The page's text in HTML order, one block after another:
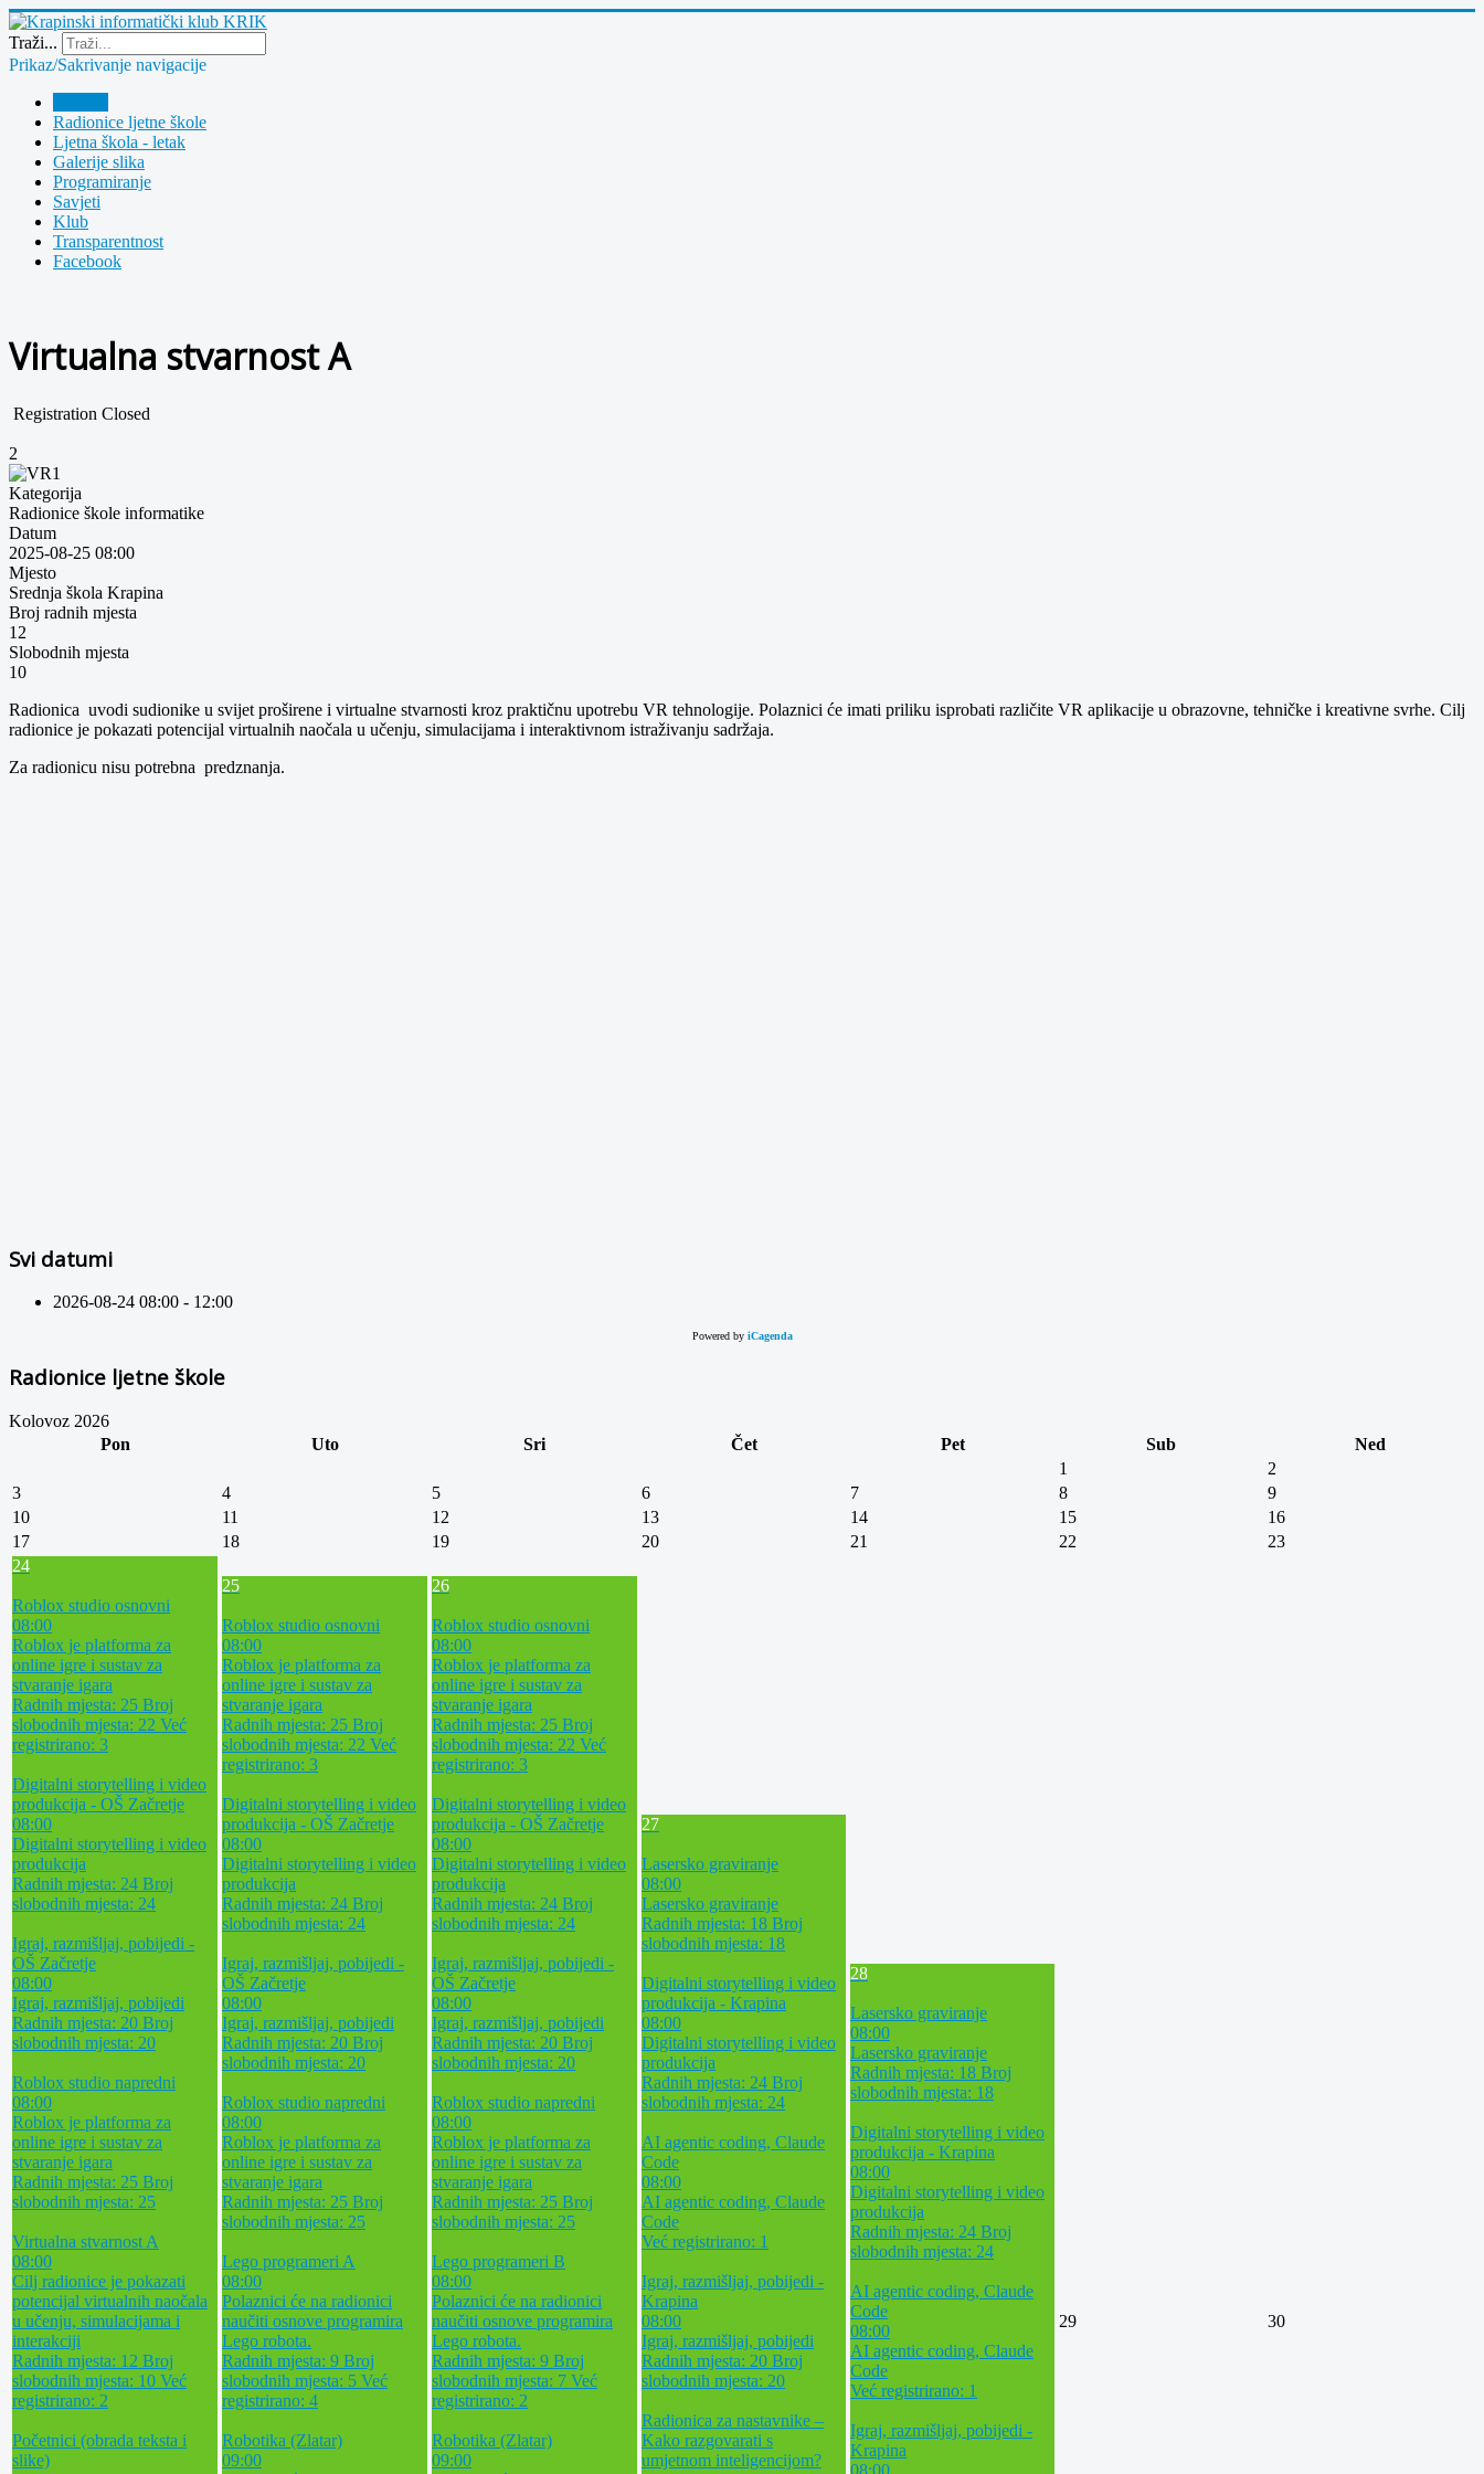
Traži...
Prikaz/Sakrivanje navigacije
Radionice ljetne škole
Ljetna škola - letak
Galerije slika
Programiranje
Savjeti
Klub
Transparentnost
Facebook
Virtualna stvarnost A
Registration Closed
2
Kategorija
Radionice škole informatike
Datum
2025-08-25 08:00
Mjesto
Srednja škola Krapina
Broj radnih mjesta
12
Slobodnih mjesta
10
Radionica uvodi sudionike u svijet proširene i virtualne stvarnosti kroz praktičnu upotrebu VR tehnologije. Polaznici će imati priliku isprobati različite VR aplikacije u obrazovne, tehničke i kreativne svrhe. Cilj
radionice je pokazati potencijal virtualnih naočala u učenju, simulacijama i interaktivnom istraživanju sadržaja.
Za radionicu nisu potrebna predznanja.
Svi datumi
2026-08-24 08:00 - 12:00
Powered by iCagenda
Radionice ljetne škole
Year
Month
Year
Month
Kolovoz 2026
Pon
Uto Sri Čet Pet Sub
Ned
1
2
3
4 5 6 7 8
9
10
11 12 13 14 15
16
17
18 19 20 21 22
23
24
Roblox studio osnovni
08:00
Roblox je platforma za
online igre i sustav za
stvaranje igara
Radnih mjesta: 25 Broj
slobodnih mjesta: 22 Već
registrirano: 3
Digitalni storytelling i video
produkcija - OŠ Začretje
08:00
Digitalni storytelling i video
produkcija
Radnih mjesta: 24 Broj
slobodnih mjesta: 24
Igraj, razmišljaj, pobijedi -
OŠ Začretje
08:00
Igraj, razmišljaj, pobijedi
Radnih mjesta: 20 Broj
slobodnih mjesta: 20
Roblox studio napredni
08:00
Roblox je platforma za
online igre i sustav za
stvaranje igara
Radnih mjesta: 25 Broj
slobodnih mjesta: 25
Virtualna stvarnost A
08:00
Cilj radionice je pokazati
potencijal virtualnih naočala
u učenju, simulacijama i
interakciji
Radnih mjesta: 12 Broj
slobodnih mjesta: 10 Već
registrirano: 2
Početnici (obrada teksta i
slike)
25
Roblox studio osnovni
08:00
Roblox je platforma za
online igre i sustav za
stvaranje igara
Radnih mjesta: 25 Broj
slobodnih mjesta: 22 Već
registrirano: 3
Digitalni storytelling i video
produkcija - OŠ Začretje
08:00
Digitalni storytelling i video
produkcija
Radnih mjesta: 24 Broj
slobodnih mjesta: 24
Igraj, razmišljaj, pobijedi -
OŠ Začretje
08:00
Igraj, razmišljaj, pobijedi
Radnih mjesta: 20 Broj
slobodnih mjesta: 20
Roblox studio napredni
08:00
Roblox je platforma za
online igre i sustav za
stvaranje igara
Radnih mjesta: 25 Broj
slobodnih mjesta: 25
Lego programeri A
08:00
Polaznici će na radionici
naučiti osnove programira
Lego robota.
Radnih mjesta: 9 Broj
slobodnih mjesta: 5 Već
registrirano: 4
Robotika (Zlatar)
09:00
26
Roblox studio osnovni
08:00
Roblox je platforma za
online igre i sustav za
stvaranje igara
Radnih mjesta: 25 Broj
slobodnih mjesta: 22 Već
registrirano: 3
Digitalni storytelling i video
produkcija - OŠ Začretje
08:00
Digitalni storytelling i video
produkcija
Radnih mjesta: 24 Broj
slobodnih mjesta: 24
Igraj, razmišljaj, pobijedi -
OŠ Začretje
08:00
Igraj, razmišljaj, pobijedi
Radnih mjesta: 20 Broj
slobodnih mjesta: 20
Roblox studio napredni
08:00
Roblox je platforma za
online igre i sustav za
stvaranje igara
Radnih mjesta: 25 Broj
slobodnih mjesta: 25
Lego programeri B
08:00
Polaznici će na radionici
naučiti osnove programira
Lego robota.
Radnih mjesta: 9 Broj
slobodnih mjesta: 7 Već
registrirano: 2
Robotika (Zlatar)
09:00
27
Lasersko graviranje
08:00
Lasersko graviranje
Radnih mjesta: 18 Broj
slobodnih mjesta: 18
Digitalni storytelling i video
produkcija - Krapina
08:00
Digitalni storytelling i video
produkcija
Radnih mjesta: 24 Broj
slobodnih mjesta: 24
AI agentic coding, Claude
Code
08:00
AI agentic coding, Claude
Code
Već registrirano: 1
Igraj, razmišljaj, pobijedi -
Krapina
08:00
Igraj, razmišljaj, pobijedi
Radnih mjesta: 20 Broj
slobodnih mjesta: 20
Radionica za nastavnike –
Kako razgovarati s
umjetnom inteligencijom?
28
Lasersko graviranje
08:00
Lasersko graviranje
Radnih mjesta: 18 Broj
slobodnih mjesta: 18
Digitalni storytelling i video
produkcija - Krapina
08:00
Digitalni storytelling i video
produkcija
Radnih mjesta: 24 Broj
slobodnih mjesta: 24
AI agentic coding, Claude
Code
08:00
AI agentic coding, Claude
Code
Već registrirano: 1
Igraj, razmišljaj, pobijedi -
Krapina
08:00
29 30